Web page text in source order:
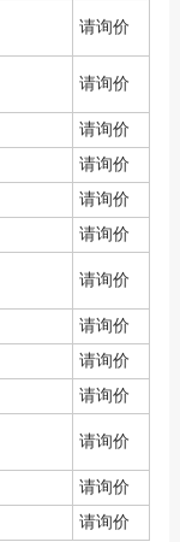
请询价
请询价
请询价
请询价
请询价
请询价
请询价
请询价
请询价
请询价
请询价
请询价
请询价